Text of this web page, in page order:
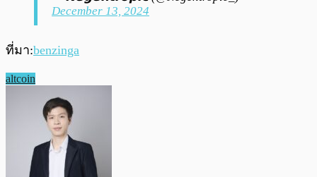
December 13, 2024
ที่มา:benzinga
altcoin